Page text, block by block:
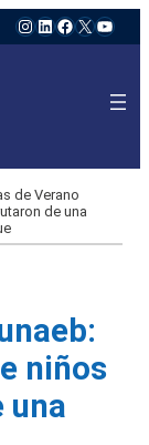
Instagram
LinkedIn
Facebook
X
de Verano
de una
niños
una